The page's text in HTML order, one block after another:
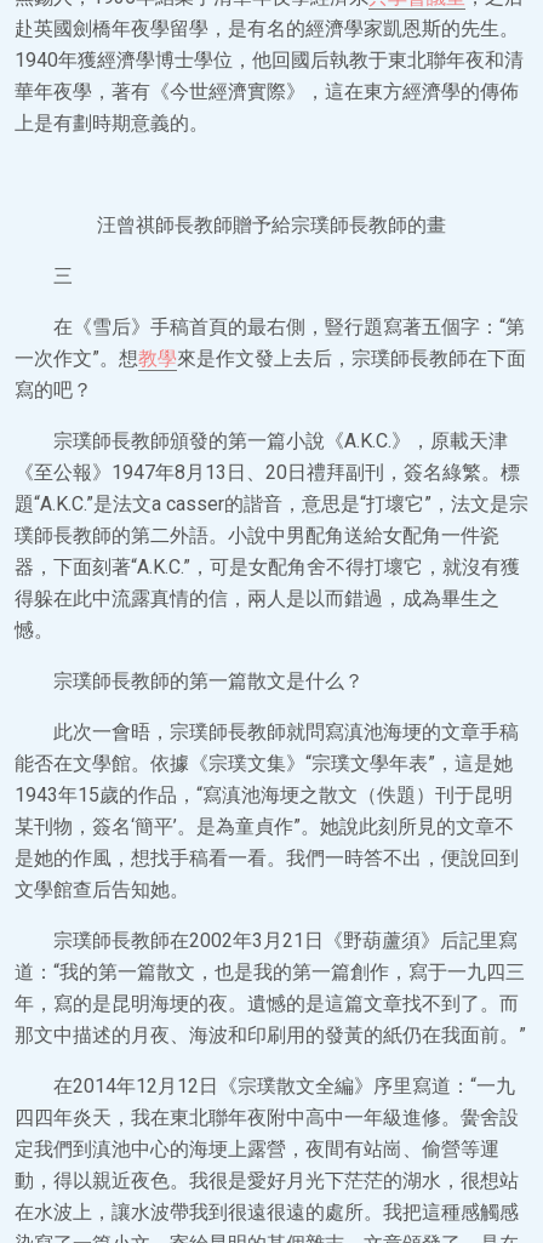
赴英國劍橋年夜學留學，是有名的經濟學家凱恩斯的先生。
1940年獲經濟學博士學位，他回國后執教于東北聯年夜和清
華年夜學，著有《今世經濟實際》，這在東方經濟學的傳佈
上是有劃時期意義的。
汪曾祺師長教師贈予給宗璞師長教師的畫
三
在《雪后》手稿首頁的最右側，豎行題寫著五個字：“第
一次作文”。想教學來是作文發上去后，宗璞師長教師在下面
寫的吧？
宗璞師長教師頒發的第一篇小說《A.K.C.》，原載天津
《至公報》1947年8月13日、20日禮拜副刊，簽名綠繁。標
題“A.K.C.”是法文a casser的諧音，意思是“打壞它”，法文是宗
璞師長教師的第二外語。小說中男配角送給女配角一件瓷
器，下面刻著“A.K.C.”，可是女配角舍不得打壞它，就沒有獲
得躲在此中流露真情的信，兩人是以而錯過，成為畢生之
憾。
宗璞師長教師的第一篇散文是什么？
此次一會晤，宗璞師長教師就問寫滇池海埂的文章手稿
能否在文學館。依據《宗璞文集》“宗璞文學年表”，這是她
1943年15歲的作品，“寫滇池海埂之散文（佚題）刊于昆明
某刊物，簽名‘簡平’。是為童貞作”。她說此刻所見的文章不
是她的作風，想找手稿看一看。我們一時答不出，便說回到
文學館查后告知她。
宗璞師長教師在2002年3月21日《野葫蘆須》后記里寫
道：“我的第一篇散文，也是我的第一篇創作，寫于一九四三
年，寫的是昆明海埂的夜。遺憾的是這篇文章找不到了。而
那文中描述的月夜、海波和印刷用的發黃的紙仍在我面前。”
在2014年12月12日《宗璞散文全編》序里寫道：“一九
四四年炎天，我在東北聯年夜附中高中一年級進修。黌舍設
定我們到滇池中心的海埂上露營，夜間有站崗、偷營等運
動，得以親近夜色。我很是愛好月光下茫茫的湖水，很想站
在水波上，讓水波帶我到很遠很遠的處所。我把這種感觸感